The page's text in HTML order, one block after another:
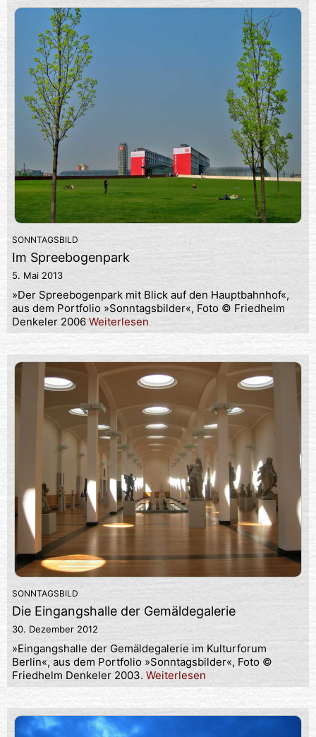
SONNTAGSBILD
Im Spreebogenpark
5. Mai 2013
»Der Spreebogenpark mit Blick auf den Hauptbahnhof«,
aus dem Portfolio »Sonntagsbilder«, Foto © Friedhelm
Denkeler 2006 Weiterlesen
SONNTAGSBILD
Die Eingangshalle der Gemäldegalerie
30. Dezember 2012
»Eingangshalle der Gemäldegalerie im Kulturforum
Berlin«, aus dem Portfolio »Sonntagsbilder«, Foto ©
Friedhelm Denkeler 2003. Weiterlesen